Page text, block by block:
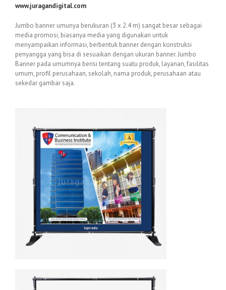
www.juragandigital.com
Jumbo banner umunya berukuran (3 x 2.4 m) sangat besar sebagai
media promosi, biasanya media yang digunakan untuk
menyampaikan informasi, berbentuk banner dengan konstruksi
penyangga yang bisa di sesuaikan dengan ukuran banner. Jumbo
Banner pada umumnya berisi tentang suatu produk, layanan, fasilitas
umum, profil perusahaan, sekolah, nama produk, perusahaan atau
sekedar gambar saja.